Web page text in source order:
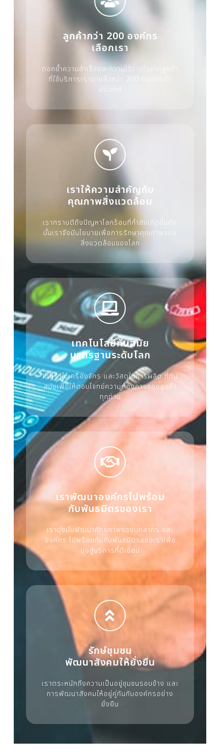
ลูกค้ากว่า 200 องค์กร
เลือกเรา
ตอกย้ำความสำเร็จและความไว้วางใจจากลูกค้า
ที่ใช้บริการเรามาแล้วกว่า 200 องค์กรทั่ว
ประเทศ
เราให้ความสำคัญกับ
คุณภาพสิ่งแวดล้อม
เราทราบดีถึงปัญหาโลกร้อนที่กำลังเกิดขึ้นดัง
นั้นเราจึงมีนโยบายเพื่อการรักษาคุณภาพของ
สิ่งแวดล้อมของโลก
เทคโนโลยีทันสมัย
มาตรฐานระดับโลก
ที่นี่เราใช้เครื่องจักร และวัสดุในการผลิต ที่ทัน
สมัยเพื่อให้ตอบโจทย์ความต้องการของลูกค้า
ทุกท่าน
เราพัฒนาองค์กรไปพร้อม
กับพันธมิตรของเรา
เรามุ่งมั่นพัฒนาศักยภาพของบุคลากร และ
องค์กร ไปพร้อมกันกับพันธมิตรของเราเพื่อ
มุ่งสู่บริการที่ดีเยี่ยม
รักษ์ชุมชน
พัฒนาสังคมให้ยั่งยืน
เราตระหนักถึงความเป็นอยู่ชุมชนรอบข้าง และ
การพัฒนาสังคมให้อยู่คู่กันกับองค์กรอย่าง
ยั่งยืน